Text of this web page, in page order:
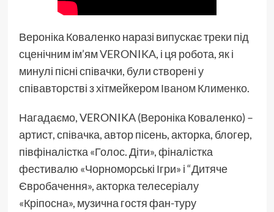
Вероніка Коваленко наразі випускає треки під
сценічним ім’ямVERONIKA, і ця робота, як і
минулі пісні співачки, були створені у
співавторстві з хітмейкеромІваном Клименко.
Нагадаємо, VERONIKA (Вероніка Коваленко) –
артист, співачка, автор пісень, акторка, блогер,
півфіналістка «Голос. Діти», фіналістка
фестивалю «Чорноморські Ігри» і “Дитяче
Євробачення», акторка телесеріалу
«Кріпосна», музична гостя фан-туру